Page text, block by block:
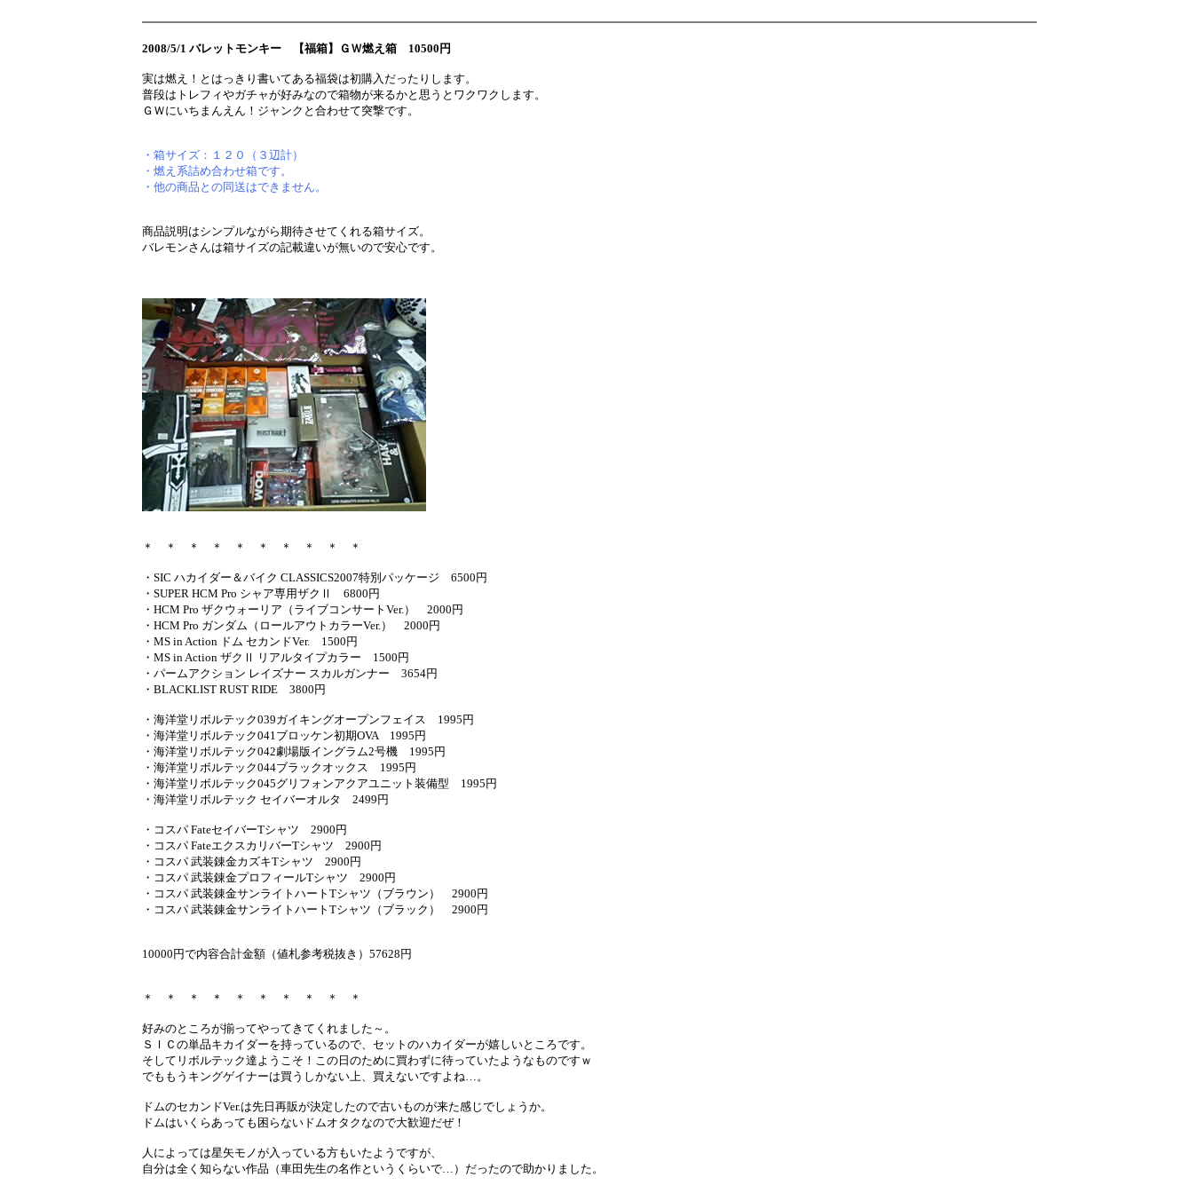
2008/5/1 バレットモンキー 【福箱】ＧＷ燃え箱 10500円
実は燃え！とはっきり書いてある福袋は初購入だったりします。
普段はトレフィやガチャが好みなので箱物が来るかと思うとワクワクします。
ＧＷにいちまんえん！ジャンクと合わせて突撃です。
・箱サイズ：１２０（３辺計）
・燃え系詰め合わせ箱です。
・他の商品との同送はできません。
商品説明はシンプルながら期待させてくれる箱サイズ。
バレモンさんは箱サイズの記載違いが無いので安心です。
＊ ＊ ＊ ＊ ＊ ＊ ＊ ＊ ＊ ＊
・SIC ハカイダー＆バイク CLASSICS2007特別パッケージ 6500円
・SUPER HCM Pro シャア専用ザクⅡ 6800円
・HCM Pro ザクウォーリア（ライブコンサートVer.） 2000円
・HCM Pro ガンダム（ロールアウトカラーVer.） 2000円
・MS in Action ドム セカンドVer. 1500円
・MS in Action ザクⅡ リアルタイプカラー 1500円
・パームアクション レイズナー スカルガンナー 3654円
・BLACKLIST RUST RIDE 3800円
・海洋堂リボルテック039ガイキングオープンフェイス 1995円
・海洋堂リボルテック041ブロッケン初期OVA 1995円
・海洋堂リボルテック042劇場版イングラム2号機 1995円
・海洋堂リボルテック044ブラックオックス 1995円
・海洋堂リボルテック045グリフォンアクアユニット装備型 1995円
・海洋堂リボルテック セイバーオルタ 2499円
・コスパ FateセイバーTシャツ 2900円
・コスパ FateエクスカリバーTシャツ 2900円
・コスパ 武装錬金カズキTシャツ 2900円
・コスパ 武装錬金プロフィールTシャツ 2900円
・コスパ 武装錬金サンライトハートTシャツ（ブラウン） 2900円
・コスパ 武装錬金サンライトハートTシャツ（ブラック） 2900円
10000円で内容合計金額（値札参考税抜き）57628円
＊ ＊ ＊ ＊ ＊ ＊ ＊ ＊ ＊ ＊
好みのところが揃ってやってきてくれました～。
ＳＩＣの単品キカイダーを持っているので、セットのハカイダーが嬉しいところです。
そしてリボルテック達ようこそ！この日のために買わずに待っていたようなものですｗ
でももうキングゲイナーは買うしかない上、買えないですよね…。
ドムのセカンドVer.は先日再販が決定したので古いものが来た感じでしょうか。
ドムはいくらあっても困らないドムオタクなので大歓迎だぜ！
人によっては星矢モノが入っている方もいたようですが、
自分は全く知らない作品（車田先生の名作というくらいで…）だったので助かりました。